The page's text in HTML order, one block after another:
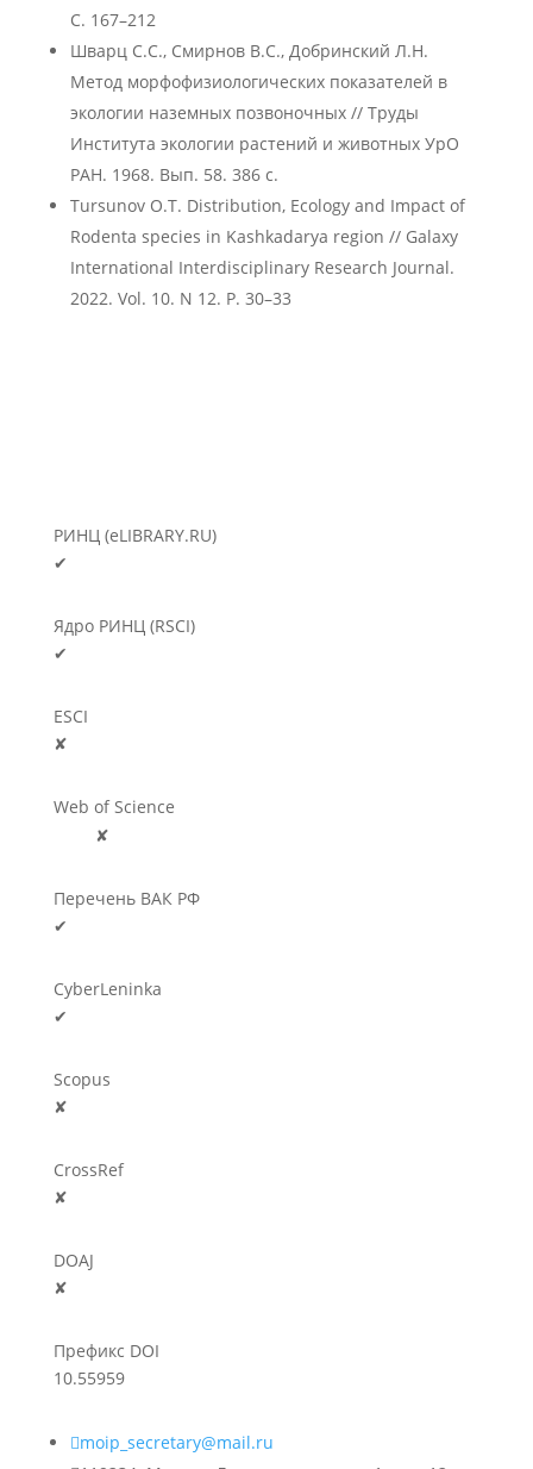
С. 167–212
Шварц С.С., Смирнов В.С., Добринский Л.Н.
Метод морфофизиологических показателей в
экологии наземных позвоночных // Труды
Института экологии растений и животных УрО
РАН. 1968. Вып. 58. 386 с.
Tursunov O.T. Distribution, Ecology and Impact of
Rodenta species in Kashkadarya region // Galaxy
International Interdisciplinary Research Journal.
2022. Vol. 10. N 12. P. 30–33
РИНЦ (eLIBRARY.RU)
✔
Ядро РИНЦ (RSCI)
✔
ESCI
✘
Web of Science
✘
Перечень ВАК РФ
✔
CyberLeninka
✔
Scopus
✘
CrossRef
✘
DOAJ
✘
Префикс DOI
10.55959
moip_secretary@mail.ru